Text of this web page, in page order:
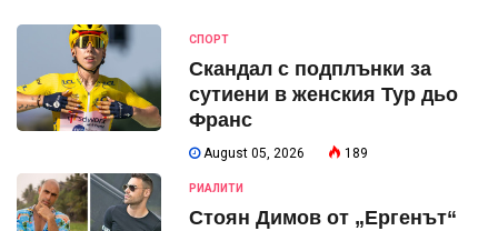
СПОРТ
Скандал с подплънки за
сутиени в женския Тур дьо
Франс
August 05, 2026 189
РИАЛИТИ
Стоян Димов от „Ергенът“